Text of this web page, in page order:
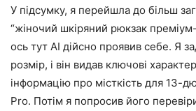
У підсумку, я перейшла до більш
“жіночий шкіряний рюкзак
ось тут AI дійсно проявив себе. Я
розмір, і він видав ключові
інформацію про місткість для 13-
Pro. Потім я попросив його